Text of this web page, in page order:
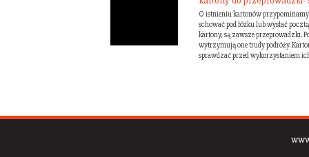
O istnieniu kartonów przypominamy
schować pod łóżku lub wysłać
kartony, są zawsze przeprowadzki.
wytrzymują one trudy podróży.
sprawdzać przed wykorzystaniem